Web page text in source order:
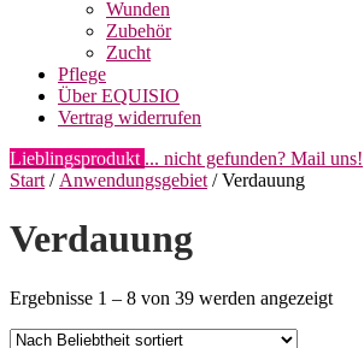
Wunden
Zubehör
Zucht
Pflege
Über EQUISIO
Vertrag widerrufen
Lieblingsprodukt ... nicht gefunden? Mail uns!
Start / Anwendungsgebiet / Verdauung
Verdauung
Ergebnisse 1 – 8 von 39 werden angezeigtNach